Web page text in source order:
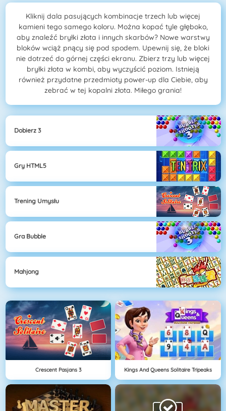
Kliknij dala pasujących kombinacje trzech lub więcej
kamieni tego samego koloru. Można kopać tyle głęboko,
aby znaleźć bryłki złota i innych skarbów? Nowe warstwy
bloków wciąż pnący się pod spodem. Upewnij się, że bloki
nie dotrzeć do górnej części ekranu. Zbierz trzy lub więcej
bryłki złota w kombi, aby wyczyścić poziom. Istnieją
również przydatne przedmioty power-up dla Ciebie, aby
zebrać w tej kopalni złota. Miłego grania!
Dobierz 3
Gry HTML5
Trening Umysłu
Gra Bubble
Mahjong
Crescent Pasjans 3 Kings And Queens Solitaire Tripeaks